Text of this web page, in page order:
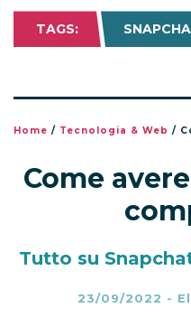
TAGS:
Home / Tecnologia & Web /
Come
Tutto su
23/09/2022 -